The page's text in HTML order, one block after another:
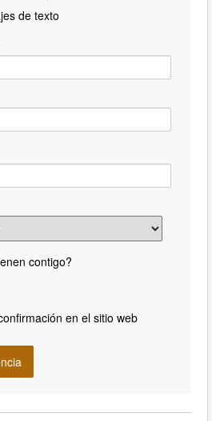
de texto
contigo?
en el sitio web